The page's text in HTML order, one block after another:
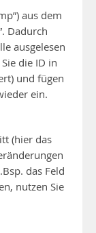
aus dem
Dadurch
ausgelesen
die ID in
und fügen
ein.
(hier das
das Feld
nutzen Sie